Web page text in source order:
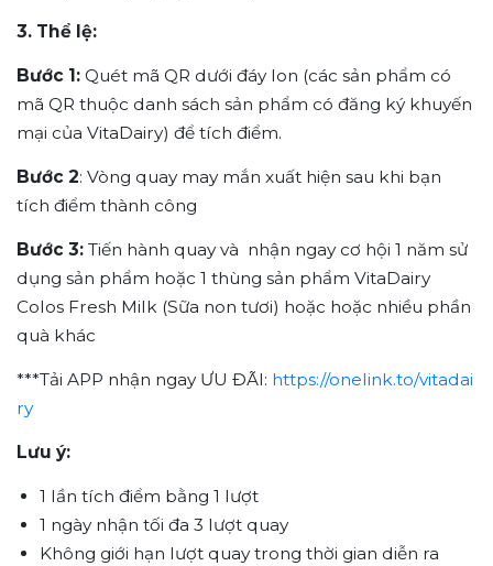
3. Thể lệ:
Bước 1: Quét mã QR dưới đáy lon (các sản phẩm có
mã QR thuộc danh sách sản phẩm có đăng ký khuyến
mại của VitaDairy) để tích điểm.
Bước 2: Vòng quay may mắn xuất hiện sau khi bạn
tích điểm thành công
Bước 3: Tiến hành quay và nhận ngay cơ hội 1 năm sử
dụng sản phẩm hoặc 1 thùng sản phẩm VitaDairy
Colos Fresh Milk (Sữa non tươi) hoặc hoặc nhiều phần
quà khác
***Tải APP nhận ngay ƯU ĐÃI: https://onelink.to/vitadai
ry
Lưu ý:
1 lần tích điểm bằng 1 lượt
1 ngày nhận tối đa 3 lượt quay
Không giới hạn lượt quay trong thời gian diễn ra